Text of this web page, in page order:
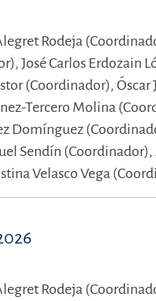
Rodeja
José Carlos Erdozain
(Coordinador), Óscar
Tercero Molina
Domínguez
Sendín (Coordinador),
Velasco Vega
Rodeja